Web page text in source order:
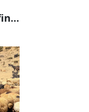
6